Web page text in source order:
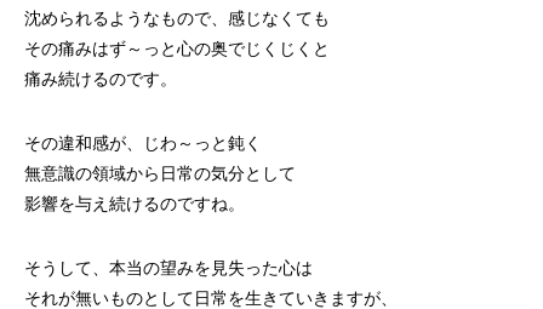
沈められるようなもので、感じなくても
その痛みはず～っと心の奥でじくじくと
痛み続けるのです。
その違和感が、じわ～っと鈍く
無意識の領域から日常の気分として
影響を与え続けるのですね。
そうして、本当の望みを見失った心は
それが無いものとして日常を生きていきますが、